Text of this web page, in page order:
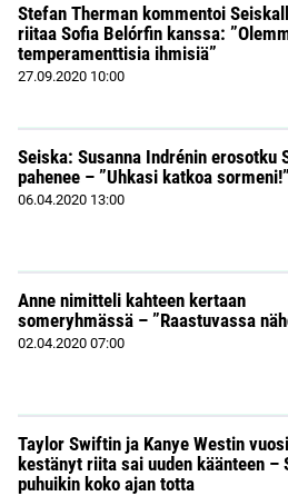
Stefan Therman kommentoi
riitaa Sofia Belórfin kanssa:
temperamenttisia ihmisiä”
27.09.2020 10:00
Seiska: Susanna Indrénin erosotku
pahenee – ”Uhkasi katkoa sormeni!”
06.04.2020 13:00
Anne nimitteli kahteen kertaan
someryhmässä – ”Raastuvassa
02.04.2020 07:00
Taylor Swiftin ja Kanye Westin
kestänyt riita sai uuden käänteen –
puhuikin koko ajan totta